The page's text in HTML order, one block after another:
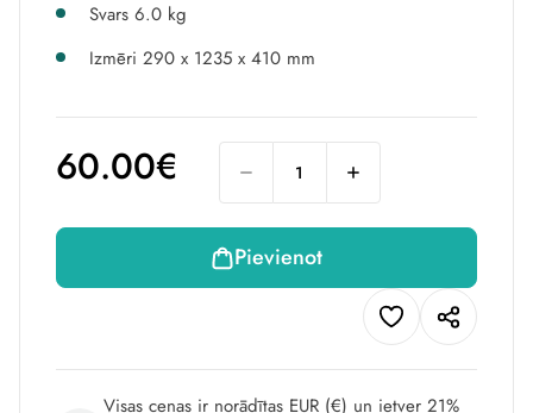
Svars 6.0 kg
Izmēri 290 x 1235 x 410 mm
60.00€
Pievienot
Visas cenas ir norādītas EUR (€) un ietver 21%